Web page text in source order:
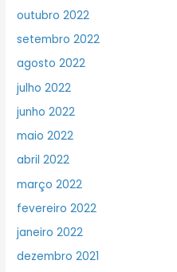
outubro 2022
setembro 2022
agosto 2022
julho 2022
junho 2022
maio 2022
abril 2022
março 2022
fevereiro 2022
janeiro 2022
dezembro 2021